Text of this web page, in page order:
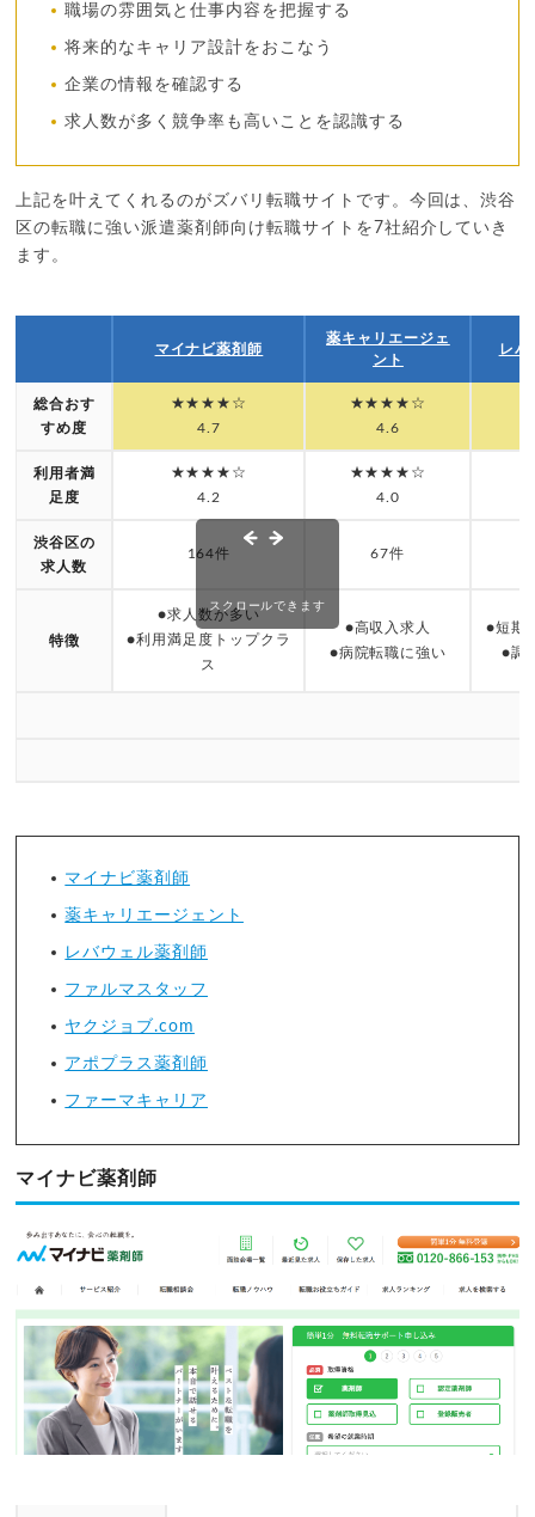
職場の雰囲気と仕事内容を把握する
将来的なキャリア設計をおこなう
企業の情報を確認する
求人数が多く競争率も高いことを認識する
上記を叶えてくれるのがズバリ転職サイトです。今回は、渋谷
区の転職に強い派遣薬剤師向け転職サイトを7社紹介していき
ます。
マイナビ薬剤師
薬キャリエージェ
ント
レバ
総合おす
すめ度
★★★★☆
4.7
★★★★☆
4.6
利用者満
足度
★★★★☆
4.2
★★★★☆
4.0
渋谷区の
求人数
164件 67件
特徴
●求人数が多い
●利用満足度トップクラ
ス
●高収入求人
●病院転職に強い
●短期
●調
スクロールできます
マイナビ薬剤師
薬キャリエージェント
レバウェル薬剤師
ファルマスタッフ
ヤクジョブ.com
アポプラス薬剤師
ファーマキャリア
マイナビ薬剤師